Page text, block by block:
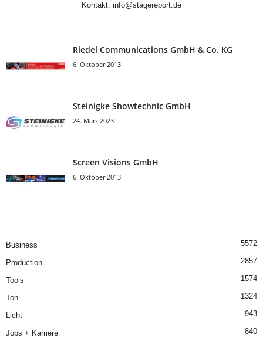
Kontakt: info@stagereport.de
Riedel Communica­tions GmbH & Co. KG
6. Oktober 2013
Steinigke Showtechnic GmbH
24. März 2023
Screen Visions GmbH
6. Oktober 2013
Business 5572
Production 2857
Tools 1574
Ton 1324
Licht 943
Jobs + Karriere
840